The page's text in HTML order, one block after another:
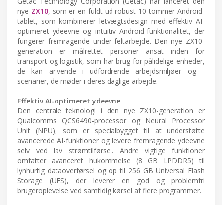
nye ZX10, som er en fuldt ud robust 10-tommer Android-
tablet, som kombinerer letvægtsdesign med effektiv AI-
optimeret ydeevne og intuitiv Android-funktionalitet, der
fungerer fremragende under feltarbejde. Den nye ZX10-
generation er målrettet personer ansat inden for
transport og logistik, som har brug for pålidelige enheder,
de kan anvende i udfordrende arbejdsmiljøer og -
scenarier, de møder i deres daglige arbejde.
Effektiv AI-optimeret ydeevne
Den centrale teknologi i den nye ZX10-generation er
Qualcomms QCS6490-processor og Neural Processor
Unit (NPU), som er specialbygget til at understøtte
avancerede AI-funktioner og levere fremragende ydeevne
selv ved lav strømtilførsel. Andre vigtige funktioner
omfatter avanceret hukommelse (8 GB LPDDR5) til
lynhurtig dataoverførsel og op til 256 GB Universal Flash
Storage (UFS), der leverer en god og problemfri
brugeroplevelse ved samtidig kørsel af flere programmer.